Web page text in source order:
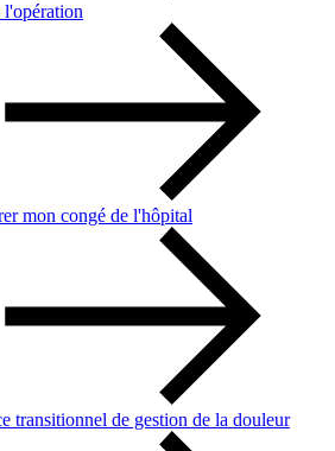
l'opération
mon congé de l'hôpital
transitionnel de gestion de la douleur